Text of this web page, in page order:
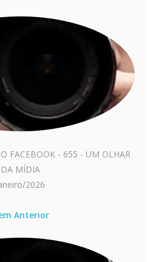
FACEBOOK - 655 - UM OLHAR
DA MÍDIA
2026
Anterior